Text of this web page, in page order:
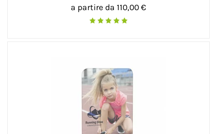
a partire da 110,00 €